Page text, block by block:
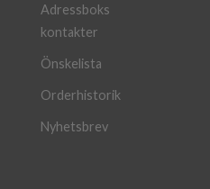
Adressboks
kontakter
Önskelista
Orderhistorik
Nyhetsbrev